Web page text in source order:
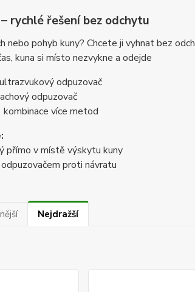
rychlé řešení bez odchytu
nebo pohyb kuny? Chcete ji vyhnat bez
kuna si místo nezvykne a odejde
odpuzovač
odpuzovač
více metod
přímo v místě výskytu kuny
proti návratu
Nejdražší